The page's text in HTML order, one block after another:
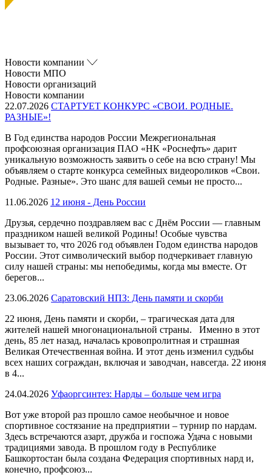
Новости компании
Новости МПО
Новости организаций
Новости компании
22.07.2026 СТАРТУЕТ КОНКУРС «СВОИ. РОДНЫЕ.
РАЗНЫЕ»!
В Год единства народов России Межрегиональная
профсоюзная организация ПАО «НК «Роснефть» дарит
уникальную возможность заявить о себе на всю страну! Мы
объявляем о старте конкурса семейных видеороликов «Свои.
Родные. Разные». Это шанс для вашей семьи не просто...
11.06.2026 12 июня - День России
Друзья, сердечно поздравляем вас с Днём России — главным
праздником нашей великой Родины! Особые чувства
вызывает то, что 2026 год объявлен Годом единства народов
России. Этот символический выбор подчеркивает главную
силу нашей страны: мы непобедимы, когда мы вместе. От
берегов...
23.06.2026 Саратовский НПЗ: День памяти и скорби
22 июня, День памяти и скорби, – трагическая дата для
жителей нашей многонациональной страны. Именно в этот
день, 85 лет назад, началась кровопролитная и страшная
Великая Отечественная война. И этот день изменил судьбы
всех наших сограждан, включая и заводчан, навсегда. 22 июня
в 4...
24.04.2026 Уфаоргсинтез: Нарды – больше чем игра
Вот уже второй раз прошло самое необычное и новое
спортивное состязание на предприятии – турнир по нардам.
Здесь встречаются азарт, дружба и госпожа Удача с новыми
традициями завода. В прошлом году в Республике
Башкортостан была создана Федерация спортивных нард и,
конечно, профсоюз...